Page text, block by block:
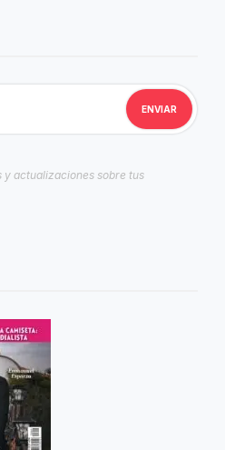
y actualizaciones sobre tus